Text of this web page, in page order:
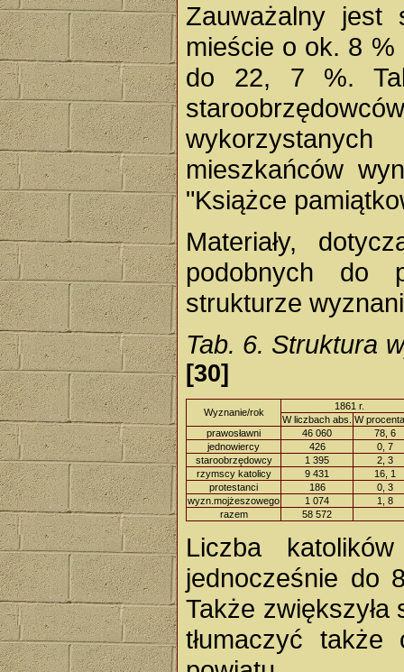
Zauważalny jest
mieście o ok. 8 %
do 22, 7 %.
mieszkańców
"Książce
Materiały,
podobnych do
strukturze
Tab. 6. Struktura
[30]
Wyznanie/rok
1861 r.
W liczbach abs. W
prawosławni
46 060
78, 6
jednowiercy
426
0, 7
staroobrzędowcy
1 395
2, 3
rzymscy katolicy
9 431
16, 1
protestanci
186
0, 3
wyzn.mojżeszowego
1 074
1, 8
razem
58 572
Liczba
jednocześnie do
Także
tłumaczyć także